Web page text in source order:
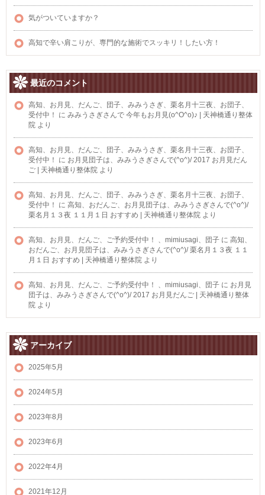
気がついていますか？
高知で辛い肩こりが、専門的な施術でスッキリ！したい方！
最近のコメント
高知、お月見、だんご、団子、みみうさぎ、栗名月十三夜、お団子、
受付中！
に みみうさぎさんで 今年もお月見(o^O^o)♪ | 天神橋通り整体
院 より
高知、お月見、だんご、団子、みみうさぎ、栗名月十三夜、お団子、
受付中！
に お月見団子は、みみうさぎさんで(^o^)/ 2017 お月見だん
ご | 天神橋通り整体院 より
高知、お月見、だんご、団子、みみうさぎ、栗名月十三夜、お団子、
受付中！
に 高知、おだんご、お月見団子は、みみうさぎさんで(^o^)/
栗名月１３夜 １１月１日 おすすめ | 天神橋通り整体院 より
高知、お月見、だんご、ご予約受付中！ 、mimiusagi、団子 に 高知、
おだんご、お月見団子は、みみうさぎさんで(^o^)/ 栗名月１３夜 １１
月１日 おすすめ | 天神橋通り整体院 より
高知、お月見、だんご、ご予約受付中！ 、mimiusagi、団子 に お月見
団子は、みみうさぎさんで(^o^)/ 2017 お月見だんご | 天神橋通り整体
院 より
アーカイブ
2025年5月
2024年5月
2023年8月
2023年6月
2022年4月
2021年12月